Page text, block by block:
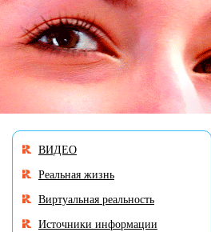
В разделе «Нужен
ВИДЕО
Реальная жизнь
Виртуальная реальность
Источники информации